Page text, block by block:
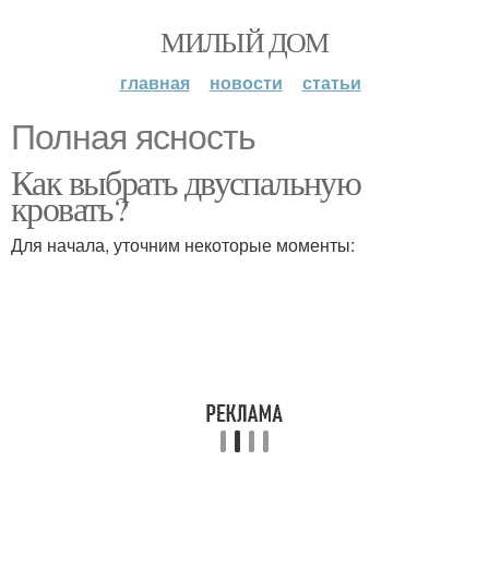
МИЛЫЙ ДОМ
главная новости статьи
Полная ясность
Как выбрать двуспальную
кровать?
Для начала, уточним некоторые моменты: